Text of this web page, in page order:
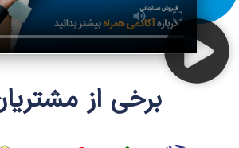
برخی از